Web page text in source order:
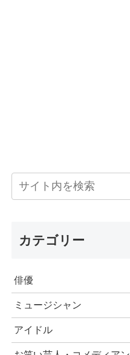
カテゴリー
俳優
ミュージシャン
アイドル